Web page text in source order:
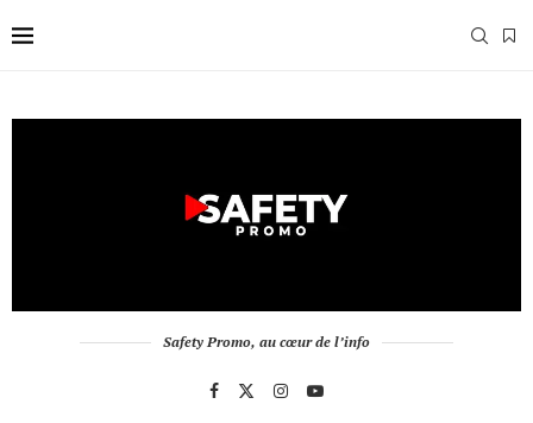
Safety Promo, au cœur de l’info